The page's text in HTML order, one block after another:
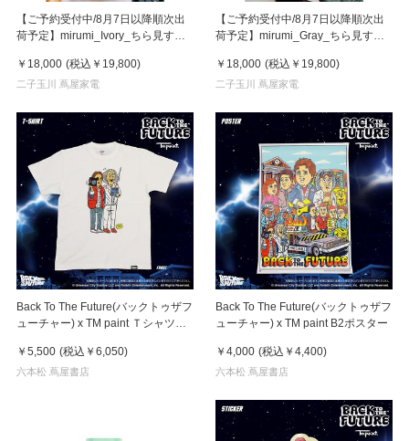
【ご予約受付中/8月7日以降順次出
荷予定】mirumi_Ivory_ちら見する
リー
￥18,000 (税込 ￥19,800)
二子玉川 蔦屋家電
【ご予約受付中/8月7日以降順次出
荷予定】mirumi_Gray_ちら見する
￥18,000 (税込 ￥19,800)
二子玉川 蔦屋家電
Back To The Future(バックトゥザフ
ューチャー) x TM paint Ｔシャツ
￥5,500 (税込 ￥6,050)
六本松 蔦屋書店
Back To The Future(バックトゥザフ
ューチャー) x TM paint B2ポスター
￥4,000 (税込 ￥4,400)
六本松 蔦屋書店